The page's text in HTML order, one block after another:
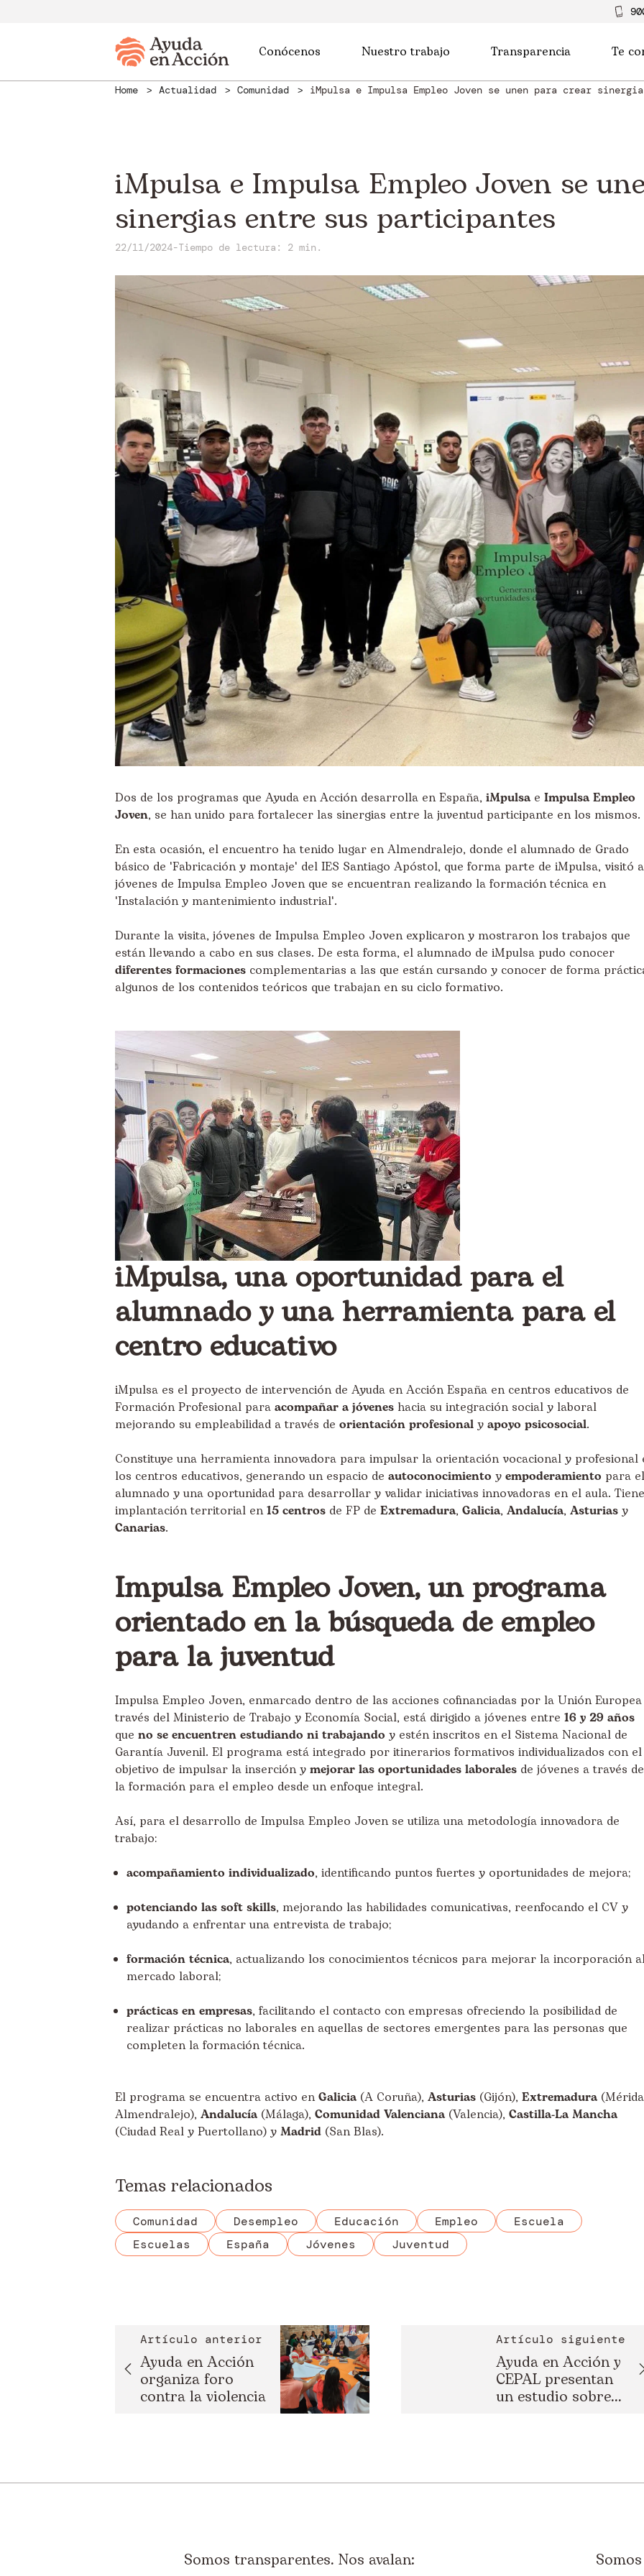
Conócenos Nuestro trabajo Transparencia Te
Home Actualidad Comunidad iMpulsa e Impulsa Empleo Joven se unen para crear
iMpulsa e Impulsa Empleo Joven se
sinergias entre sus participantes
22/11/2024-Tiempo de lectura: 2 min.
Dos de los programas que Ayuda en Acción desarrolla en España, iMpulsae Impulsa Empleo
Joven, se han unido para fortalecer las sinergias entre la juventud participante en los mismos.
En esta ocasión, el encuentro ha tenido lugar en Almendralejo, donde el alumnado de Grado
básico de 'Fabricación y montaje' del IES Santiago Apóstol, que forma parte de iMpulsa, visitó a
jóvenes de Impulsa Empleo Joven que se encuentran realizando la formación técnica en
'Instalación y mantenimiento industrial'.
Durante la visita, jóvenes de Impulsa Empleo Joven explicaron y mostraron los trabajos que
están llevando a cabo en sus clases. De esta forma, el alumnado de iMpulsa pudo conocer
diferentes formaciones complementarias a las que están cursando y conocer de forma
algunos de los contenidos teóricos que trabajan en su ciclo formativo.
iMpulsa, una oportunidad para el
alumnado y una herramienta para el
centro educativo
iMpulsa es el proyecto de intervención de Ayuda en Acción España en centros educativos de
Formación Profesional para acompañar a jóvenes hacia su integración social y laboral
mejorando su empleabilidad a través de orientación profesional y apoyo psicosocial.
Constituye una herramienta innovadora para impulsar la orientación vocacional y profesional
los centros educativos, generando un espacio de autoconocimiento y empoderamiento para el
alumnado y una oportunidad para desarrollar y validar iniciativas innovadoras en el aula. Tiene
implantación territorial en15 centros de FP de Extremadura, Galicia, Andalucía, Asturias y
Canarias.
Impulsa Empleo Joven, un programa
orientado en la búsqueda de empleo
para la juventud
Impulsa Empleo Joven, enmarcado dentro de las acciones cofinanciadas por la Unión
través del Ministerio de Trabajo y Economía Social, está dirigido a jóvenes entre 16 y 29 años
que no se encuentren estudiando ni trabajando y estén inscritos en el Sistema Nacional de
Garantía Juvenil. El programa está integrado por itinerarios formativos individualizados con el
objetivo de impulsar la inserción y mejorar las oportunidades laborales de jóvenes a través de
la formación para el empleo desde un enfoque integral.
Así, para el desarrollo de Impulsa Empleo Joven se utiliza una metodología innovadora de
trabajo:
acompañamiento individualizado, identificando puntos fuertes y oportunidades de mejora;
potenciando las soft skills, mejorando las habilidades comunicativas, reenfocando el CV y
ayudando a enfrentar una entrevista de trabajo;
formación técnica, actualizando los conocimientos técnicos para mejorar la incorporación
mercado laboral;
prácticas en empresas, facilitando el contacto con empresas ofreciendo la posibilidad de
realizar prácticas no laborales en aquellas de sectores emergentes para las personas que
completen la formación técnica.
El programa se encuentra activo enGalicia(A Coruña), Asturias (Gijón), Extremadura
Almendralejo), Andalucía(Málaga), Comunidad Valenciana(Valencia), Castilla-La Mancha
(Ciudad Real y Puertollano) y Madrid (San Blas).
Temas relacionados
Comunidad Desempleo Educación Empleo
Escuela
Escuelas
España Jóvenes Juventud
Artículo anterior
Ayuda en Acción
organiza foro
contra la violencia
Artículo siguiente
Ayuda en Acción y
CEPAL presentan
un estudio sobre...
Somos transparentes. Nos avalan: